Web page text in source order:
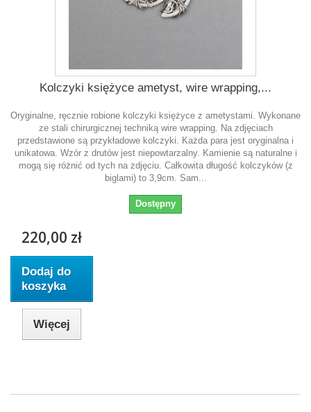
Kolczyki księżyce ametyst, wire wrapping,...
Oryginalne, ręcznie robione kolczyki księżyce z ametystami. Wykonane
ze stali chirurgicznej techniką wire wrapping. Na zdjęciach
przedstawione są przykładowe kolczyki. Każda para jest oryginalna i
unikatowa. Wzór z drutów jest niepowtarzalny. Kamienie są naturalne i
mogą się różnić od tych na zdjęciu. Całkowita długość kolczyków (z
biglami) to 3,9cm. Sam...
Dostępny
220,00 zł
Dodaj do
koszyka
Więcej